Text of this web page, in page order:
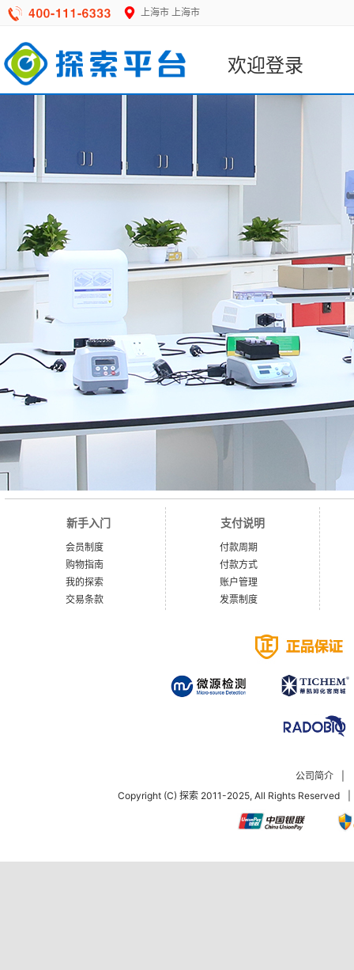
上海市 上海市
欢迎登录
新手入门
会员制度
购物指南
我的探索
交易条款
支付说明
付款周期
付款方式
账户管理
发票制度
公司简介
Copyright (C) 探索 2011-2025, All Rights Reserved